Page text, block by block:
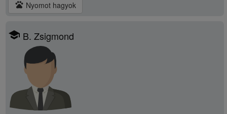
pets Nyomot hagyok
school B. Zsigmond